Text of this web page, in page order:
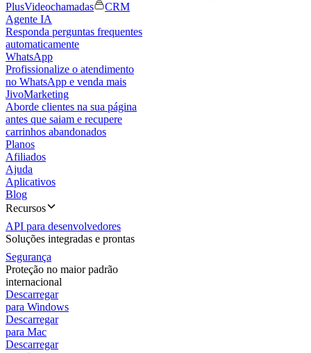
PlusVideochamadas
CRM
Agente IA
Responda perguntas frequentes
automaticamente
WhatsApp
Profissionalize o atendimento
no WhatsApp e venda mais
JivoMarketing
Aborde clientes na sua página
antes que saiam e recupere
carrinhos abandonados
Planos
Afiliados
Ajuda
Aplicativos
Blog
Recursos
API para desenvolvedores
Soluções integradas e prontas
Segurança
Proteção no maior padrão
internacional
Descarregar
para Windows
Descarregar
para Mac
Descarregar